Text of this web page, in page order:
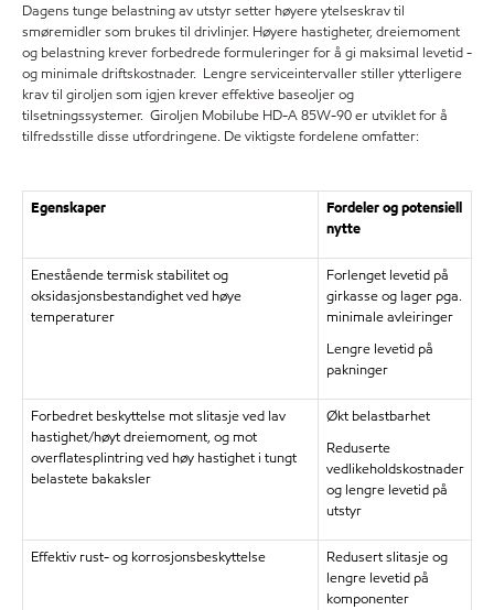
Dagens tunge belastning av utstyr setter høyere ytelseskrav til
smøremidler som brukes til drivlinjer. Høyere hastigheter, dreiemoment
og belastning krever forbedrede formuleringer for å gi maksimal levetid -
og minimale driftskostnader. Lengre serviceintervaller stiller ytterligere
krav til giroljen som igjen krever effektive baseoljer og
tilsetningssystemer. Giroljen Mobilube HD-A 85W-90 er utviklet for å
tilfredsstille disse utfordringene. De viktigste fordelene omfatter:
Egenskaper
Fordeler og potensiell
nytte
Enestående termisk stabilitet og
oksidasjonsbestandighet ved høye
temperaturer
Forlenget levetid på
girkasse og lager pga.
minimale avleiringer
Lengre levetid på
pakninger
Forbedret beskyttelse mot slitasje ved lav
hastighet/høyt dreiemoment, og mot
overflatesplintring ved høy hastighet i tungt
belastete bakaksler
Økt belastbarhet
Reduserte
vedlikeholdskostnader
og lengre levetid på
utstyr
Effektiv rust- og korrosjonsbeskyttelse
Redusert slitasje og
lengre levetid på
komponenter